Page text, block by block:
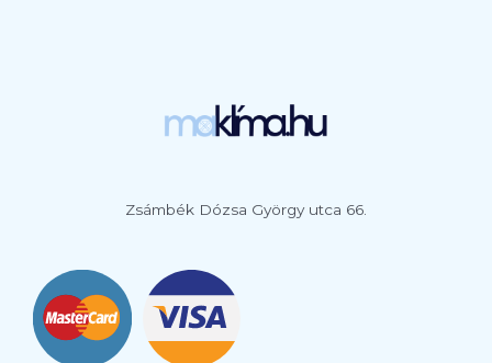
Zsámbék Dózsa György utca 66.